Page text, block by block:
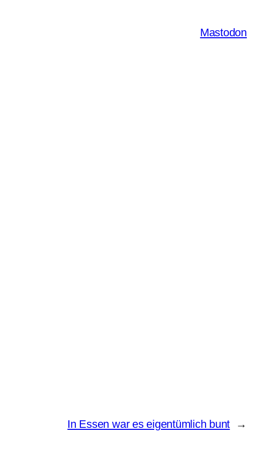
Mastodon
In Essen war es eigentümlich bunt →